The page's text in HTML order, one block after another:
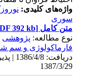
واژه‌های کلیدی:نوروزک،
سوری
متن کامل[PDF 392 kb]
نوع مطالعه:پژوهشی|
فارماكولوژی و سم
1387/3/29